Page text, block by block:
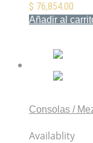
$ 76,854.00
Añadir al
Consolas /
Availablity